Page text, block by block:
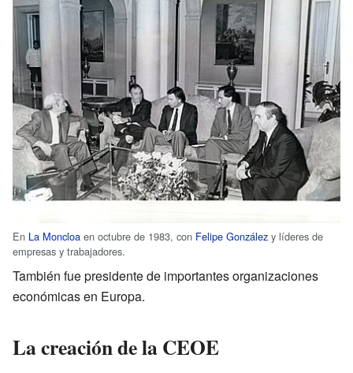
En La Moncloa en octubre de 1983, con Felipe González y líderes de
empresas y trabajadores.
También fue presidente de importantes organizaciones
económicas en Europa.
La creación de la CEOE